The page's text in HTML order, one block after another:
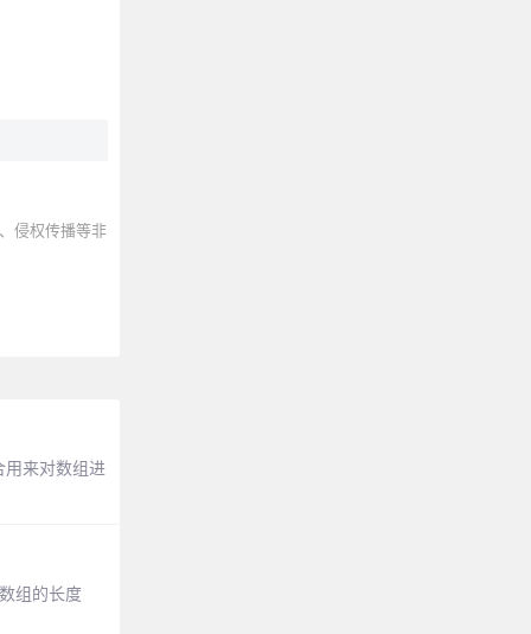
侵权传播等非
用来对数组进
组的长度